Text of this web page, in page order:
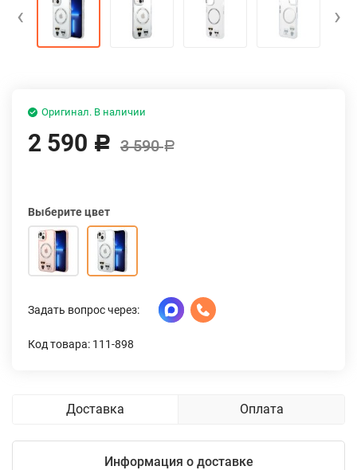
‹ ›
Оригинал. В наличии
2 590 Р 3 590Р
Выберите цвет
Задать вопрос через:
Код товара: 111-898
Доставка Оплата
Информация о доставке